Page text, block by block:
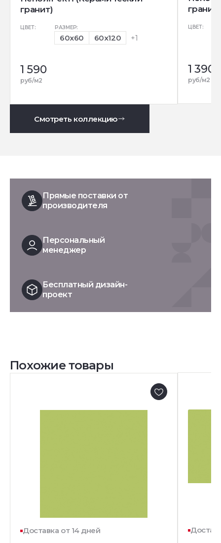
гранит)
ЦВЕТ: РАЗМЕР:
60x60 60x120 +1
1 590
руб/м2
гранит)
ЦВЕТ:
1 390
руб/м2
Смотреть коллекцию
Прямые поставки от
производителя
Персональный
менеджер
Бесплатный дизайн-
проект
Похожие товары
Доставка от 14 дней